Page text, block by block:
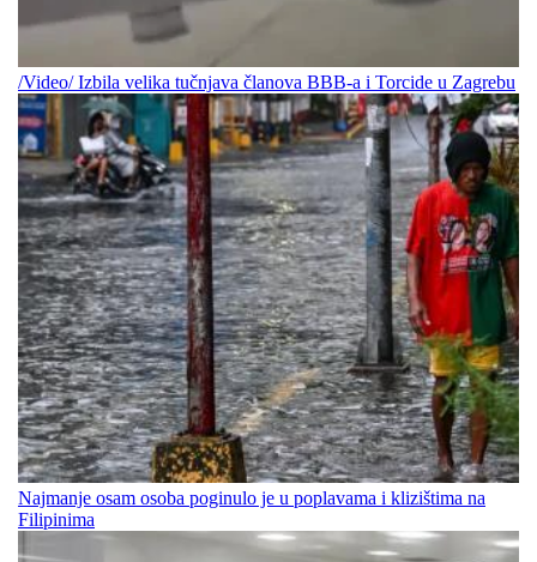
/Video/ Izbila velika tučnjava članova BBB-a i Torcide u Zagrebu
Najmanje osam osoba poginulo je u poplavama i klizištima na
Filipinima